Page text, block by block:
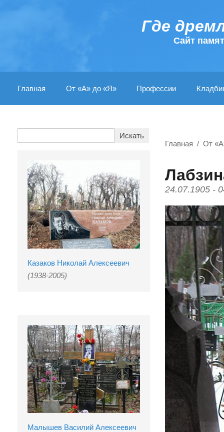
Где
Cайт
Главная От «А» до «Я» Профессии
Казаков Николай Алексеевич
(1938-2005)
Малышев Василий Алексеевич
Главная От
24.07.1905 -